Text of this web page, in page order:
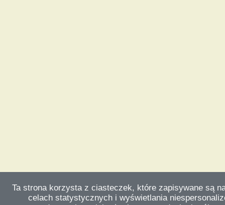
Ta strona korzysta z ciasteczek, które zapisywane są
celach statystycznych i wyświetlania